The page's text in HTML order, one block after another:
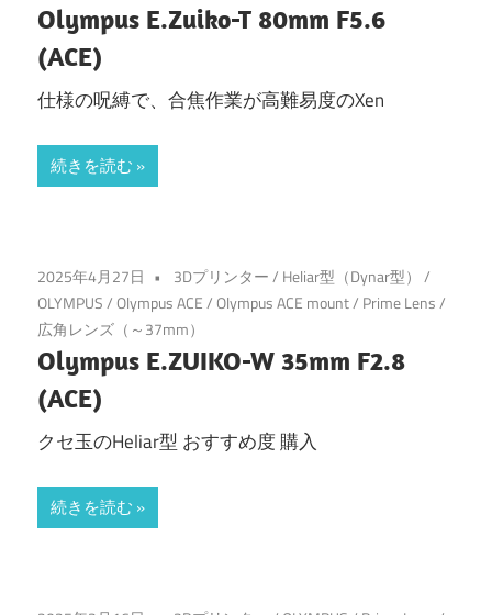
Olympus E.Zuiko-T 80mm F5.6
(ACE)
仕様の呪縛で、合焦作業が高難易度のXen
続きを読む
2025年4月27日 3Dプリンター/ Heliar型（Dynar型） /
OLYMPUS/Olympus ACE/Olympus ACE mount/ Prime Lens/
広角レンズ（～37mm）
Olympus E.ZUIKO-W 35mm F2.8
(ACE)
クセ玉のHeliar型 おすすめ度 購入
続きを読む